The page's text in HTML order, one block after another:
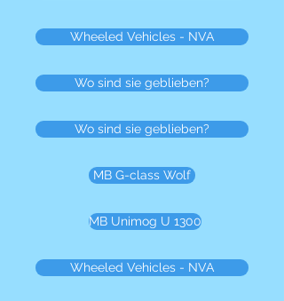
Wheeled Vehicles - NVA
Wo sind sie geblieben?
Wo sind sie geblieben?
MB G-class Wolf
MB Unimog U 1300
Wheeled Vehicles - NVA